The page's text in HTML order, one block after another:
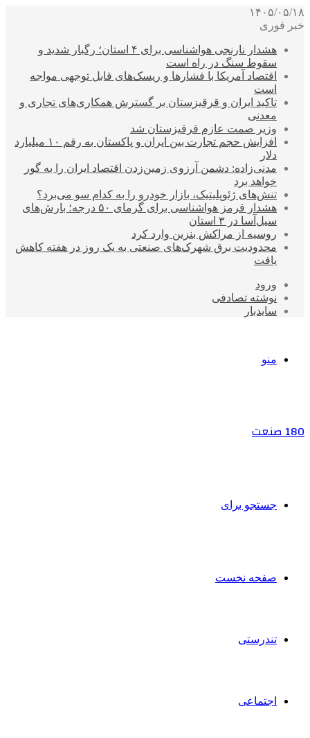
۱۴۰۵/۰۵/۱۸
خبر فوری
هشدار نارنجی هواشناسی برای ۴ استان؛ رگبار شدید و
سقوط سنگ در راه است
اقتصاد آمریکا با فشارها و ریسک‌های قابل توجهی مواجه
است
تاکید ایران و قرقیزستان بر گسترش همکاری‌های تجاری و
معدنی
وزیر صمت عازم قرقیزستان شد
افزایش حجم تجارت بین ایران و پاکستان به رقم ۱۰ میلیارد
دلار
مدنی‌زاده: دشمن آرزوی زمین‌زدن اقتصاد ایران را به گور
خواهد برد
تنش‌های ژئوپلیتیک، بازار خودرو را به کدام سو می‌برد؟
هشدار قرمز هواشناسی برای گرمای ۵۰ درجه؛ بارش‌های
سیل‌آسا در ۳ استان
روسیه از مراکش بنزین وارد کرد
محدودیت برق شهرک‌های صنعتی به یک روز در هفته کاهش
یافت
ورود
نوشته تصادفی
سایدبار
منو
180 صنعت
جستجو برای
صفحه نخست
تندرستی
اجتماعی